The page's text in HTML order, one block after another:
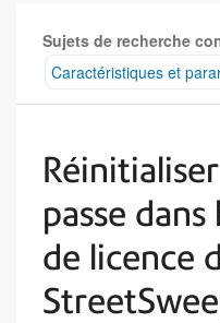
Sujets de recherche
Caractéristiques et
passe
de licence